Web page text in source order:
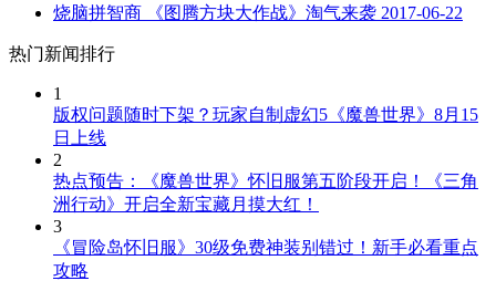
烧脑拼智商 《图腾方块大作战》淘气来袭 2017-06-22
热门新闻排行
1
版权问题随时下架？玩家自制虚幻5《魔兽世界》8月15
日上线
2
热点预告：《魔兽世界》怀旧服第五阶段开启！《三角
洲行动》开启全新宝藏月摸大红！
3
《冒险岛怀旧服》30级免费神装别错过！新手必看重点
攻略